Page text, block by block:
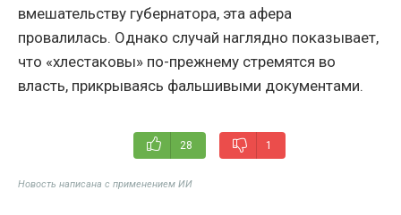
вмешательству губернатора, эта афера
провалилась. Однако случай наглядно показывает,
что «хлестаковы» по-прежнему стремятся во
власть, прикрываясь фальшивыми документами.
28 1
Новость написана с применением ИИ